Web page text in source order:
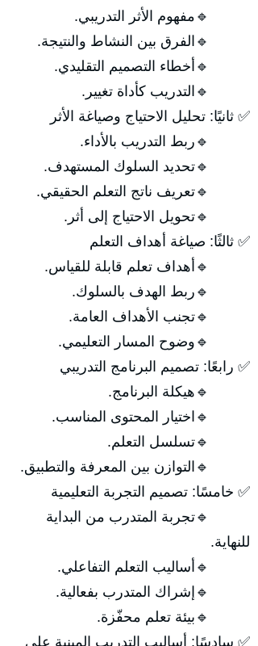
🔹مفهوم الأثر التدريبي.
🔹الفرق بين النشاط والنتيجة.
🔹أخطاء التصميم التقليدي.
🔹التدريب كأداة تغيير.
✅ ثانيًا: تحليل الاحتياج وصياغة الأثر
🔹ربط التدريب بالأداء.
🔹تحديد السلوك المستهدف.
🔹تعريف ناتج التعلم الحقيقي.
🔹تحويل الاحتياج إلى أثر.
✅ ثالثًا: صياغة أهداف التعلم
🔹أهداف تعلم قابلة للقياس.
🔹ربط الهدف بالسلوك.
🔹تجنب الأهداف العامة.
🔹وضوح المسار التعليمي.
✅ رابعًا: تصميم البرنامج التدريبي
🔹هيكلة البرنامج.
🔹اختيار المحتوى المناسب.
🔹تسلسل التعلم.
🔹التوازن بين المعرفة والتطبيق.
✅ خامسًا: تصميم التجربة التعليمية
🔹تجربة المتدرب من البداية
للنهاية.
🔹أساليب التعلم التفاعلي.
🔹إشراك المتدرب بفعالية.
🔹بيئة تعلم محفّزة.
✅ سادسًا: أساليب التدريب المبنية على